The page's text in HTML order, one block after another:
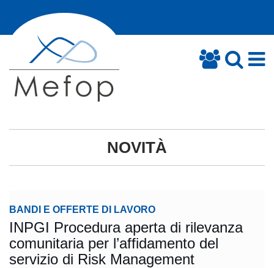
NOVITÀ
BANDI E OFFERTE DI LAVORO
INPGI Procedura aperta di rilevanza
comunitaria per l’affidamento del
servizio di Risk Management